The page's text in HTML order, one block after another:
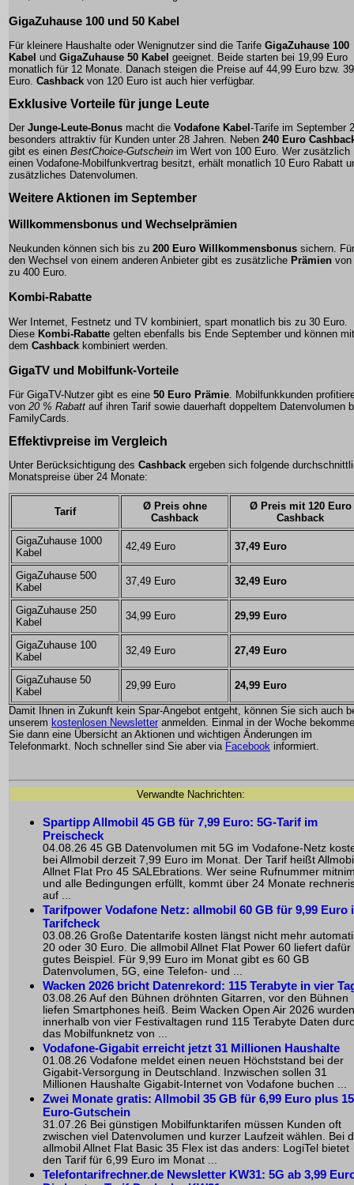
GigaZuhause 100 und 50 Kabel
Für kleinere Haushalte oder Wenignutzer sind die Tarife GigaZuhause 100
Kabel und GigaZuhause 50 Kabel geeignet. Beide starten bei 19,99 Euro
monatlich für 12 Monate. Danach steigen die Preise auf 44,99 Euro bzw.
Euro. Cashback von 120 Euro ist auch hier verfügbar.
Exklusive Vorteile für junge Leute
Der Junge-Leute-Bonus macht die Vodafone Kabel -Tarife im September
besonders attraktiv für Kunden unter 28 Jahren. Neben 240 Euro
gibt es einen BestChoice-Gutschein im Wert von 100 Euro. Wer zusätzlich
einen Vodafone-Mobilfunkvertrag besitzt, erhält monatlich 10 Euro Rabatt
zusätzliches Datenvolumen.
Weitere Aktionen im September
Willkommensbonus und Wechselprämien
Neukunden können sich bis zu 200 Euro Willkommensbonus sichern. Für
den Wechsel von einem anderen Anbieter gibt es zusätzliche Prämien von
zu 400 Euro.
Kombi-Rabatte
Wer Internet, Festnetz und TV kombiniert, spart monatlich bis zu 30 Euro.
Diese Kombi-Rabatte gelten ebenfalls bis Ende September und können mit
dem Cashback kombiniert werden.
GigaTV und Mobilfunk-Vorteile
Für GigaTV-Nutzer gibt es eine 50 Euro Prämie. Mobilfunkkunden
von 20 % Rabatt auf ihren Tarif sowie dauerhaft doppeltem Datenvolumen
FamilyCards.
Effektivpreise im Vergleich
Unter Berücksichtigung des Cashback ergeben sich folgende
Monatspreise über 24 Monate:
Tarif
Ø Preis ohne
Cashback
Ø Preis mit 120 Euro
Cashback
GigaZuhause 1000
Kabel
42,49 Euro 37,49 Euro
GigaZuhause 500
Kabel
37,49 Euro 32,49 Euro
GigaZuhause 250
Kabel
34,99 Euro 29,99 Euro
GigaZuhause 100
Kabel
32,49 Euro 27,49 Euro
GigaZuhause 50
Kabel
29,99 Euro 24,99 Euro
Damit Ihnen in Zukunft kein Spar-Angebot entgeht, können Sie sich auch
unserem kostenlosen Newsletter anmelden. Einmal in der Woche
Sie dann eine Übersicht an Aktionen und wichtigen Änderungen im
Telefonmarkt. Noch schneller sind Sie aber via Facebook informiert.
Verwandte Nachrichten:
Spartipp Allmobil 45 GB für 7,99 Euro: 5G-Tarif im
Preischeck
04.08.26 45 GB Datenvolumen mit 5G im Vodafone-Netz
bei Allmobil derzeit 7,99 Euro im Monat. Der Tarif heißt
Allnet Flat Pro 45 SALEbrations. Wer seine Rufnummer
und alle Bedingungen erfüllt, kommt über 24 Monate
auf ...
Tarifpower Vodafone Netz: allmobil 60 GB für 9,99 Euro
Tarifcheck
03.08.26 Große Datentarife kosten längst nicht mehr
20 oder 30 Euro. Die allmobil Allnet Flat Power 60 liefert dafür
gutes Beispiel. Für 9,99 Euro im Monat gibt es 60 GB
Datenvolumen, 5G, eine Telefon- und ...
Wacken 2026 bricht Datenrekord: 115 Terabyte in vier
03.08.26 Auf den Bühnen dröhnten Gitarren, vor den Bühnen
liefen Smartphones heiß. Beim Wacken Open Air 2026 wurden
innerhalb von vier Festivaltagen rund 115 Terabyte Daten
das Mobilfunknetz von ...
Vodafone-Gigabit erreicht jetzt 31 Millionen Haushalte
01.08.26 Vodafone meldet einen neuen Höchststand bei der
Gigabit-Versorgung in Deutschland. Inzwischen sollen 31
Millionen Haushalte Gigabit-Internet von Vodafone buchen ...
Zwei Monate gratis: Allmobil 35 GB für 6,99 Euro plus
Euro-Gutschein
31.07.26 Bei günstigen Mobilfunktarifen müssen Kunden oft
zwischen viel Datenvolumen und kurzer Laufzeit wählen. Bei
allmobil Allnet Flat Basic 35 Flex ist das anders: LogiTel bietet
den Tarif für 6,99 Euro im Monat ...
Telefontarifrechner.de Newsletter KW31: 5G ab 3,99